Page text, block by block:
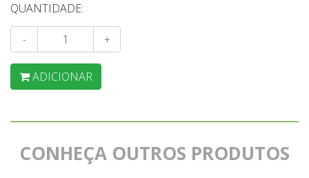
QUANTIDADE:
- +
ADICIONAR
CONHEÇA OUTROS PRODUTOS